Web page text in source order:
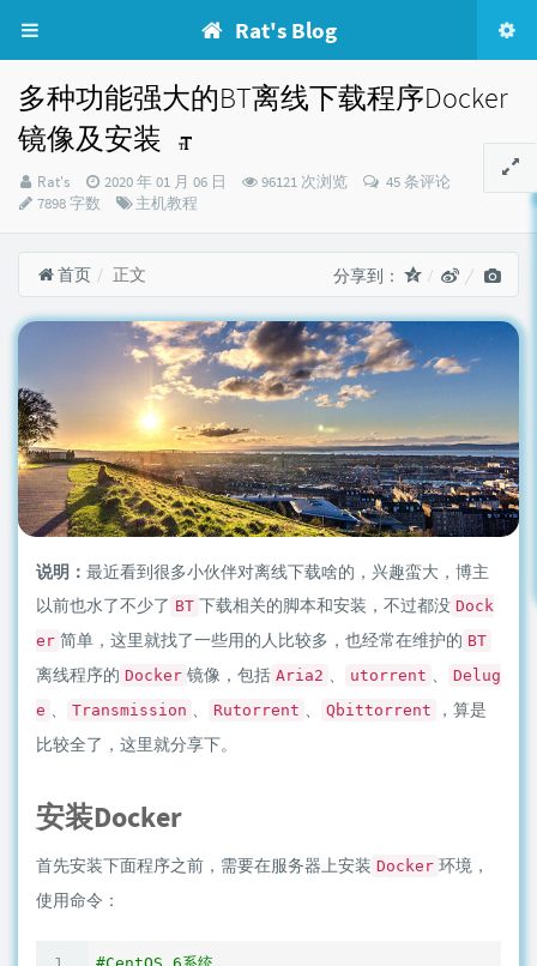
Rat's Blog
多种功能强大的BT离线下载程序Docker
镜像及安装
博
主：
Rat's
发
布
2020 年 01 月 06 日 96121 次浏览
45 条评论
7898 字数
分
主机教程
首页 正文 分享到：
说明： 最近看到很多小伙伴对离线下载啥的，兴趣蛮大，博主
以前也水了不少了 BT 下载相关的脚本和安装，不过都没 Dock
er 简单，这里就找了一些用的人比较多，也经常在维护的 BT
离线程序的 Docker 镜像，包括 Aria2 、 utorrent 、
Delug
e 、 Transmission 、 Rutorrent 、 Qbittorrent
，算是
比较全了，这里就分享下。
安装Docker
首先安装下面程序之前，需要在服务器上安装 Docker 环境，
使用命令：